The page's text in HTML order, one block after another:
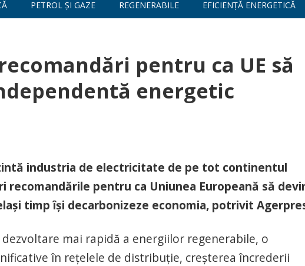
PETROL ȘI GAZE REGENERABILE EFICIENȚĂ ENERGETICĂ
pentru ca UE să
energetic
industria de electricitate de pe tot continentul
recomandările pentru ca Uniunea Europeană să
timp îşi decarbonizeze economia, potrivit
mai rapidă a energiilor regenerabile, o
în reţelele de distribuţie, creşterea încrederii